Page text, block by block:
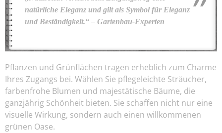
natürliche Eleganz und gilt als Symbol für Eleganz
und Beständigkeit.“ – Gartenbau-Experten
Pflanzen und Grünflächen tragen erheblich zum Charme
Ihres Zugangs bei. Wählen Sie pflegeleichte Sträucher,
farbenfrohe Blumen und majestätische Bäume, die
ganzjährig Schönheit bieten. Sie schaffen nicht nur eine
visuelle Wirkung, sondern auch einen willkommenen
grünen Oase.